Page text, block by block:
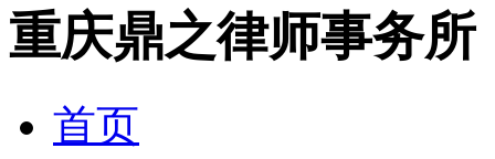
重庆鼎之律师事务所
首页